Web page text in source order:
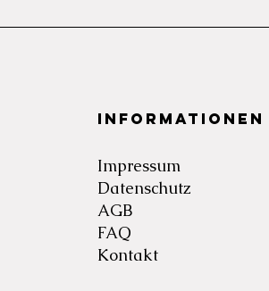
Informationen
Impressum
Datenschutz
AGB
FAQ
Kontakt